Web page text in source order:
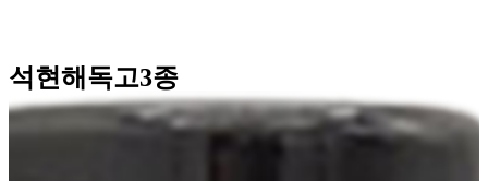
석현해독고3종